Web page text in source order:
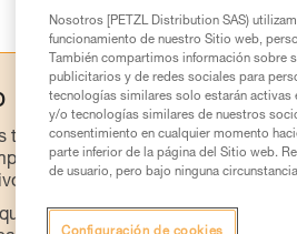
técnicas de los productos
la información de la ficha
una formación y un
Nosotros [PETZL Distribution SAS)
funcionamiento de nuestro Sitio web,
También compartimos información sobre
publicitarios y de redes sociales para
tecnologías similares solo estarán
y/o tecnologías similares de nuestros
consentimiento en cualquier momento
parte inferior de la página del Sitio web.
de usuario, pero bajo ninguna